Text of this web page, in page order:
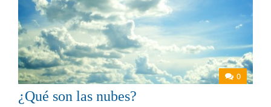
0
¿Qué son las nubes?